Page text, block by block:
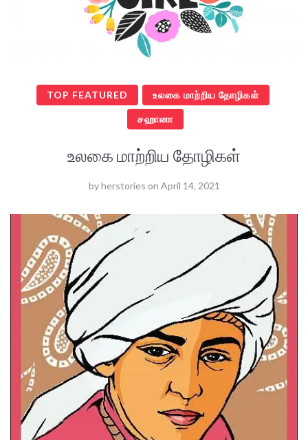
TOP FEATURED உலகை மாற்றிய தோழிகள்
சஹானா
உலகை மாற்றிய தோழிகள்
byherstories on April 14, 2021